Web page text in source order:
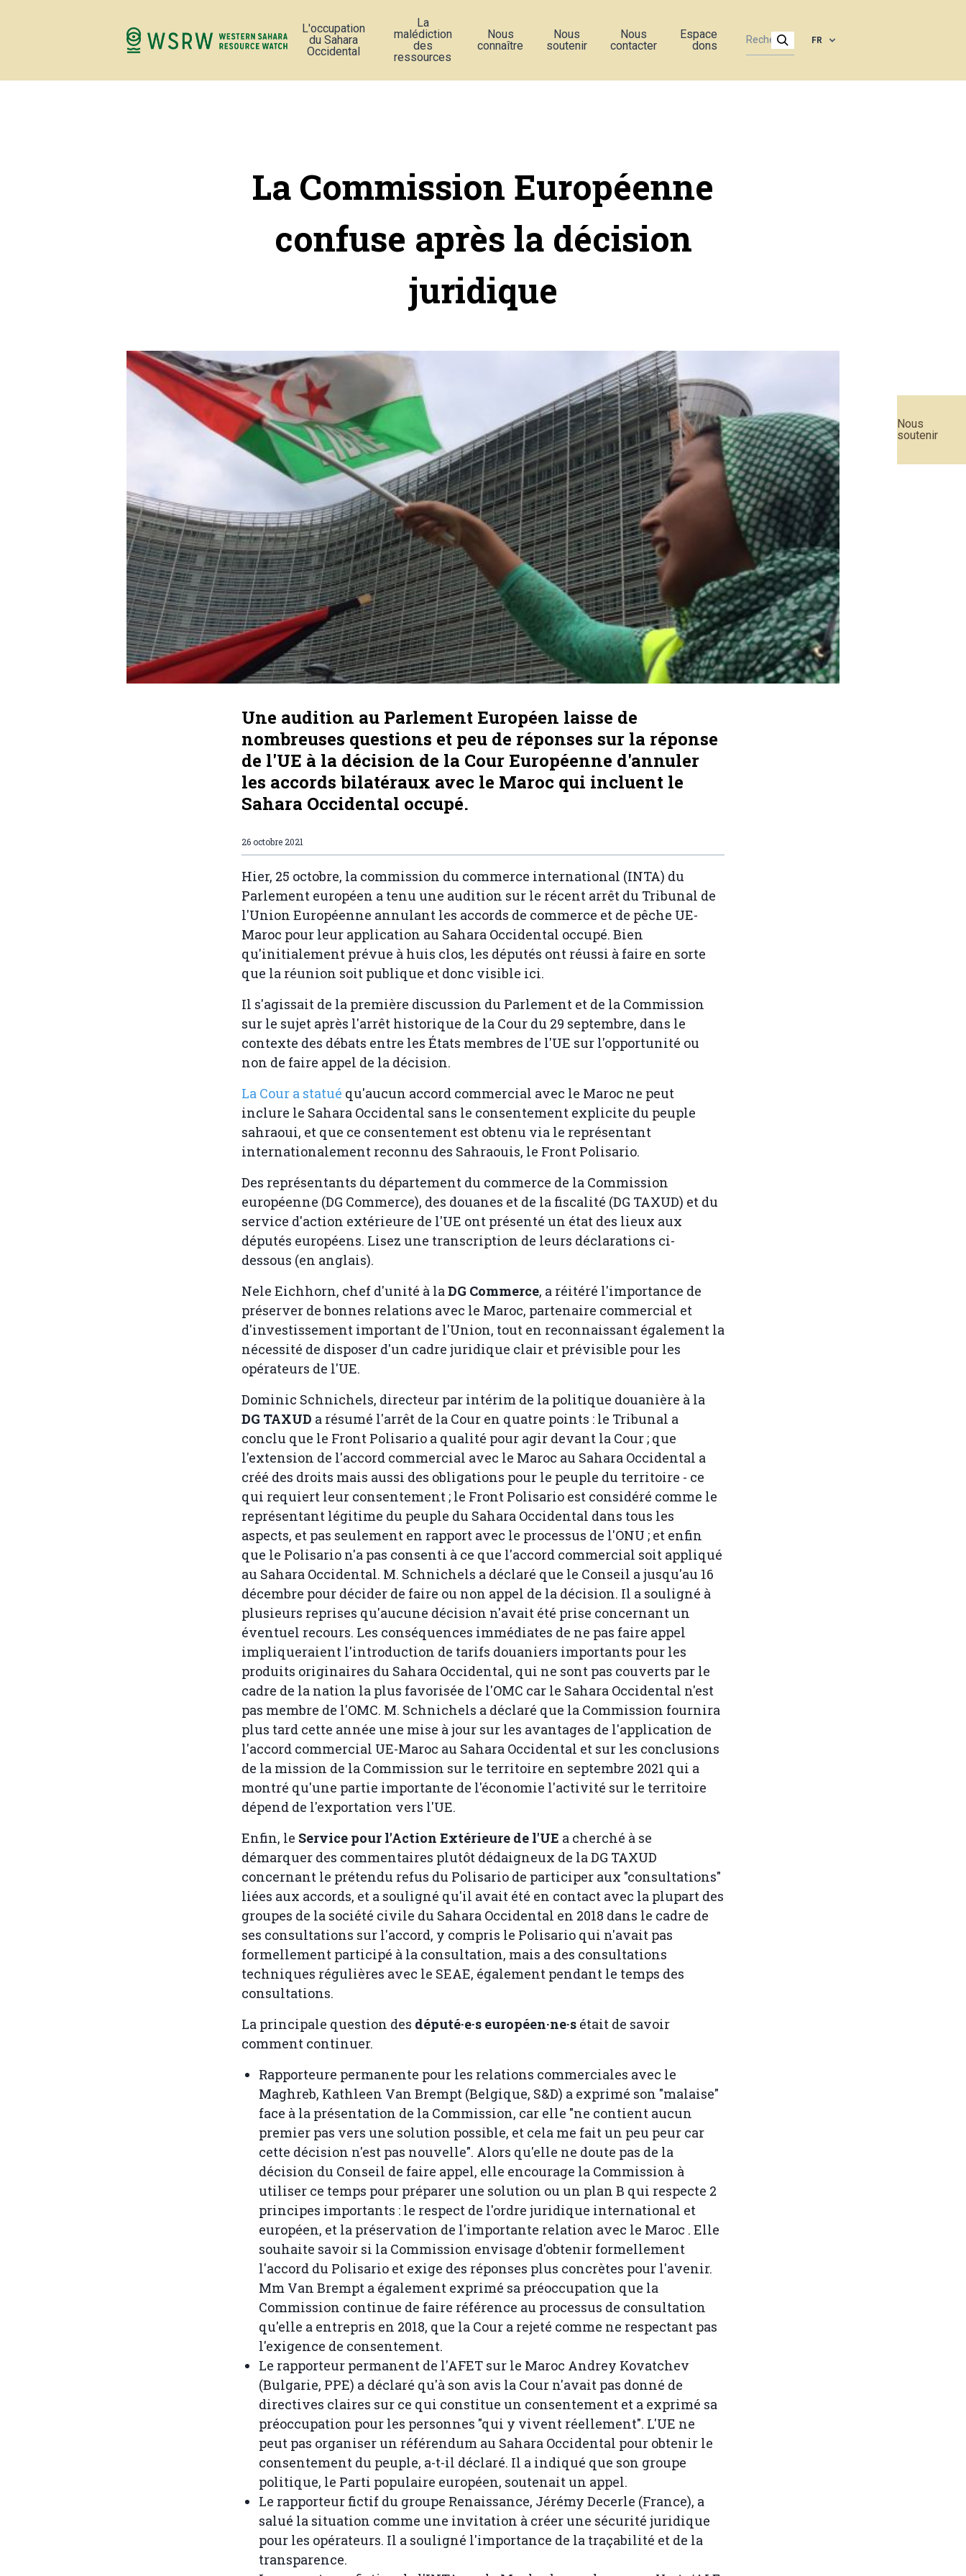
Nous
soutenir
L'occupation
du Sahara
Occidental
La
malédiction
des
ressources
Nous
connaître
Nous
soutenir
Nous
contacter
Espace
dons
FR
La Commission Européenne
confuse après la décision
juridique
Une audition au Parlement Européen laisse de
nombreuses questions et peu de réponses sur la réponse
de l'UE à la décision de la Cour Européenne d'annuler
les accords bilatéraux avec le Maroc qui incluent le
Sahara Occidental occupé.
26 octobre 2021
Hier, 25 octobre, la commission du commerce international (INTA) du
Parlement européen a tenu une audition sur le récent arrêt du Tribunal de
l'Union Européenne annulant les accords de commerce et de pêche UE-
Maroc pour leur application au Sahara Occidental occupé. Bien
qu'initialement prévue à huis clos, les députés ont réussi à faire en sorte
que la réunion soit publique et donc visible ici.
Il s'agissait de la première discussion du Parlement et de la Commission
sur le sujet après l'arrêt historique de la Cour du 29 septembre, dans le
contexte des débats entre les États membres de l'UE sur l'opportunité ou
non de faire appel de la décision.
La Cour a statué qu'aucun accord commercial avec le Maroc ne peut
inclure le Sahara Occidental sans le consentement explicite du peuple
sahraoui, et que ce consentement est obtenu via le représentant
internationalement reconnu des Sahraouis, le Front Polisario.
Des représentants du département du commerce de la Commission
européenne (DG Commerce), des douanes et de la fiscalité (DG TAXUD) et du
service d'action extérieure de l'UE ont présenté un état des lieux aux
députés européens. Lisez une transcription de leurs déclarations ci-
dessous (en anglais).
Nele Eichhorn, chef d'unité à laDG Commerce, a réitéré l'importance de
préserver de bonnes relations avec le Maroc, partenaire commercial et
d'investissement important de l'Union, tout en reconnaissant également la
nécessité de disposer d'un cadre juridique clair et prévisible pour les
opérateurs de l'UE.
Dominic Schnichels, directeur par intérim de la politique douanière à la
DG TAXUD a résumé l'arrêt de la Cour en quatre points : le Tribunal a
conclu que le Front Polisario a qualité pour agir devant la Cour ; que
l'extension de l'accord commercial avec le Maroc au Sahara Occidental a
créé des droits mais aussi des obligations pour le peuple du territoire - ce
qui requiert leur consentement ; le Front Polisario est considéré comme le
représentant légitime du peuple du Sahara Occidental dans tous les
aspects, et pas seulement en rapport avec le processus de l'ONU ; et enfin
que le Polisario n'a pas consenti à ce que l'accord commercial soit appliqué
au Sahara Occidental. M. Schnichels a déclaré que le Conseil a jusqu'au 16
décembre pour décider de faire ou non appel de la décision. Il a souligné à
plusieurs reprises qu'aucune décision n'avait été prise concernant un
éventuel recours. Les conséquences immédiates de ne pas faire appel
impliqueraient l'introduction de tarifs douaniers importants pour les
produits originaires du Sahara Occidental, qui ne sont pas couverts par le
cadre de la nation la plus favorisée de l'OMC car le Sahara Occidental n'est
pas membre de l'OMC. M. Schnichels a déclaré que la Commission fournira
plus tard cette année une mise à jour sur les avantages de l'application de
l'accord commercial UE-Maroc au Sahara Occidental et sur les conclusions
de la mission de la Commission sur le territoire en septembre 2021 qui a
montré qu'une partie importante de l'économie l'activité sur le territoire
dépend de l'exportation vers l'UE.
Enfin, le Service pour l'Action Extérieure de l'UE a cherché à se
démarquer des commentaires plutôt dédaigneux de la DG TAXUD
concernant le prétendu refus du Polisario de participer aux "consultations"
liées aux accords, et a souligné qu'il avait été en contact avec la plupart des
groupes de la société civile du Sahara Occidental en 2018 dans le cadre de
ses consultations sur l'accord, y compris le Polisario qui n'avait pas
formellement participé à la consultation, mais a des consultations
techniques régulières avec le SEAE, également pendant le temps des
consultations.
La principale question des député·e·s européen·ne·s était de savoir
comment continuer.
Rapporteure permanente pour les relations commerciales avec le
Maghreb, Kathleen Van Brempt (Belgique, S&D) a exprimé son "malaise"
face à la présentation de la Commission, car elle "ne contient aucun
premier pas vers une solution possible, et cela me fait un peu peur car
cette décision n'est pas nouvelle". Alors qu'elle ne doute pas de la
décision du Conseil de faire appel, elle encourage la Commission à
utiliser ce temps pour préparer une solution ou un plan B qui respecte 2
principes importants : le respect de l'ordre juridique international et
européen, et la préservation de l'importante relation avec le Maroc . Elle
souhaite savoir si la Commission envisage d'obtenir formellement
l'accord du Polisario et exige des réponses plus concrètes pour l'avenir.
Mm Van Brempt a également exprimé sa préoccupation que la
Commission continue de faire référence au processus de consultation
qu'elle a entrepris en 2018, que la Cour a rejeté comme ne respectant pas
l'exigence de consentement.
Le rapporteur permanent de l'AFET sur le Maroc Andrey Kovatchev
(Bulgarie, PPE) a déclaré qu'à son avis la Cour n'avait pas donné de
directives claires sur ce qui constitue un consentement et a exprimé sa
préoccupation pour les personnes "qui y vivent réellement". L'UE ne
peut pas organiser un référendum au Sahara Occidental pour obtenir le
consentement du peuple, a-t-il déclaré. Il a indiqué que son groupe
politique, le Parti populaire européen, soutenait un appel.
Le rapporteur fictif du groupe Renaissance, Jérémy Decerle (France), a
salué la situation comme une invitation à créer une sécurité juridique
pour les opérateurs. Il a souligné l'importance de la traçabilité et de la
transparence.